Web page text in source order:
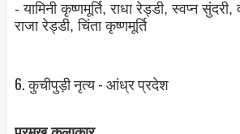
- यामिनी कृष्‍णमूर्ति, राधा रेड्डी, स्‍वप्‍न सुंदरी,
राजा रेड्डी, चिंता कृष्‍णमूर्ति
6. कुचीपुड़ी नृत्‍य - आंध्र प्रदेश